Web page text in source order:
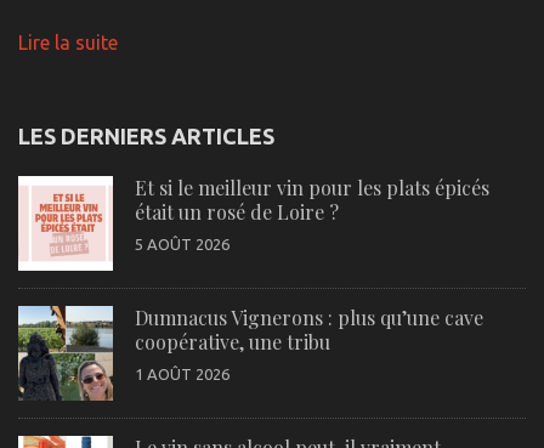
Lire la suite
LES DERNIERS ARTICLES
Et si le meilleur vin pour les plats épicés
était un rosé de Loire ?
5 AOÛT 2026
Dumnacus Vignerons : plus qu’une cave
coopérative, une tribu
1 AOÛT 2026